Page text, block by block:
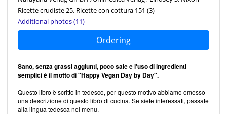
Ricette crudiste 25, Ricette con cottura 151 (3)
Additional photos (11)
Ordering
Sano, senza grassi aggiunti, poco sale e l'uso di ingredienti
semplici è il motto di "Happy Vegan Day by Day".
Questo libro è scritto in tedesco, per questo motivo abbiamo omesso
una descrizione di questo libro di cucina. Se siete interessati, passate
alla lingua tedesca nel menu.